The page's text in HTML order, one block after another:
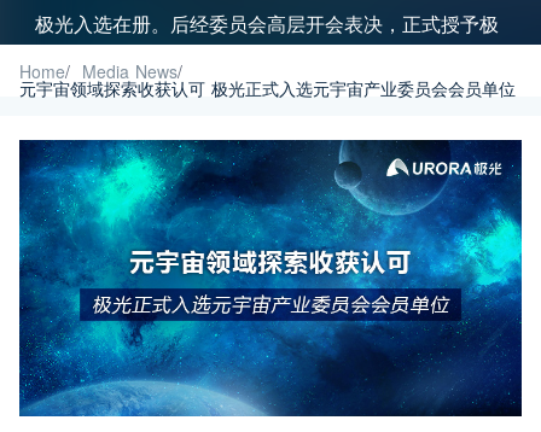
极光入选在册。后经委员会高层开会表决，正式授予极
光元宇宙产业委员会委员单位身份。
Home/ Media News/
元宇宙领域探索收获认可 极光正式入选元宇宙产业委员会会员单位